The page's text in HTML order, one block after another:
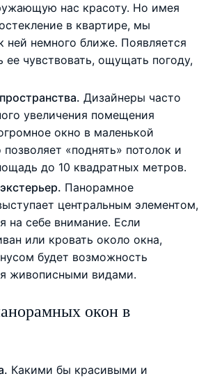
нас красоту. Но имея
в квартире, мы
ней немного ближе. Появляется
ее чувствовать, ощущать погоду,
Дизайнеры часто
увеличения помещения
окно в маленькой
«поднять» потолок и
до 10 квадратных метров.
Панорамное
центральным элементом,
на себе внимание. Если
или кровать около окна,
будет возможность
живописными видами.
окон в
Какими бы красивыми и